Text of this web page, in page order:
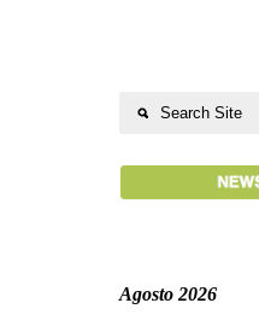
Agosto 2026